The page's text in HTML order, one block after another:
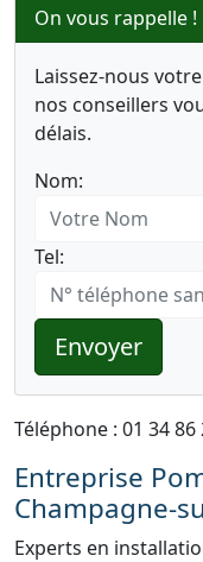
On vous rappelle !
Laissez-nous
nos conseillers
délais.
Nom:
Tel:
Envoyer
Téléphone : 01 34 86
Entreprise
Champagne-
Experts en